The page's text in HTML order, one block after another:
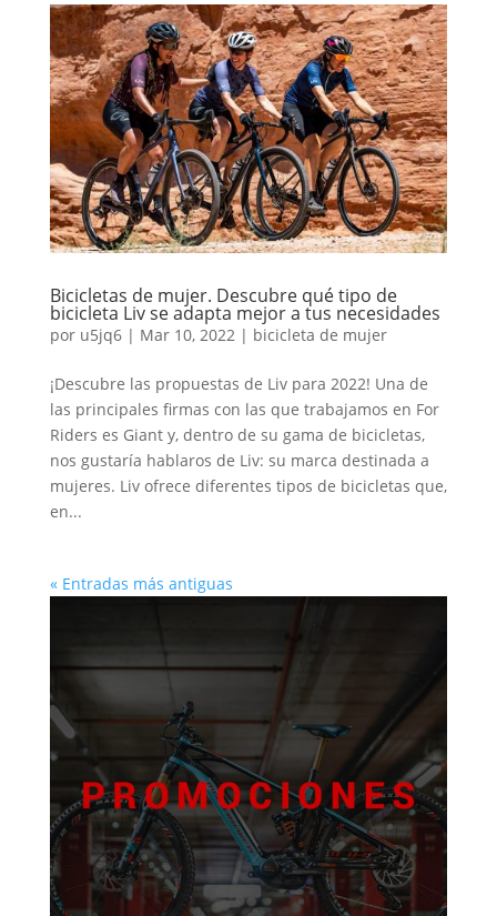
Bicicletas de mujer. Descubre qué tipo de
bicicleta Liv se adapta mejor a tus necesidades
por u5jq6| Mar 10, 2022| bicicleta de mujer
¡Descubre las propuestas de Liv para 2022! Una de
las principales firmas con las que trabajamos en For
Riders es Giant y, dentro de su gama de bicicletas,
nos gustaría hablaros de Liv: su marca destinada a
mujeres. Liv ofrece diferentes tipos de bicicletas que,
en...
« Entradas más antiguas